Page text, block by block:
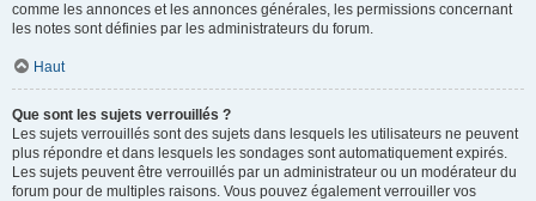
comme les annonces et les annonces générales, les permissions concernant
les notes sont définies par les administrateurs du forum.
Haut
Que sont les sujets verrouillés ?
Les sujets verrouillés sont des sujets dans lesquels les utilisateurs ne peuvent
plus répondre et dans lesquels les sondages sont automatiquement expirés.
Les sujets peuvent être verrouillés par un administrateur ou un modérateur du
forum pour de multiples raisons. Vous pouvez également verrouiller vos